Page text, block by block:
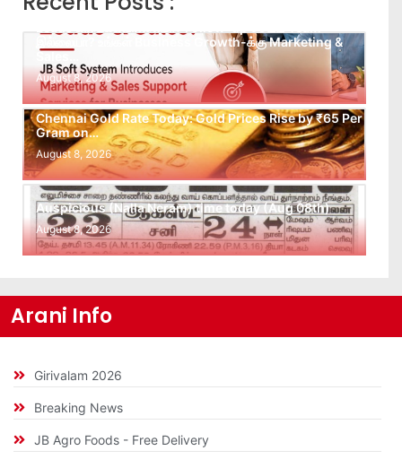
இல்லையா? உங்கள் Business Growth-க்கு Marketing &
Sales…
August 8, 2026
Chennai Gold Rate Today: Gold Prices Rise by ₹65 Per
Gram on…
August 8, 2026
Auspicious (Nalla Neram) time today (Aug 08th)
August 8, 2026
Arani Info
Girivalam 2026
Breaking News
JB Agro Foods - Free Delivery